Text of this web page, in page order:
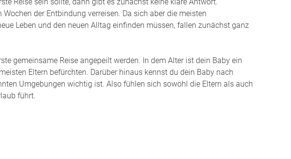
Geburtsvorbereitung
Haltbarkeit
Im Krankheitsfall
Kinderwagen, Wickeltasche, Kindersitz und Co.
Reise sein sollte, dann gibt es zunächst keine klare Antwort.
der Entbindung verreisen. Da sich aber die meisten
Leben und den neuen Alltag einfinden müssen, fallen zunächst ganz
gemeinsame Reise angepeilt werden. In dem Alter ist dein Baby ein
Eltern befürchten. Darüber hinaus kennst du dein Baby nach
Umgebungen wichtig ist. Also fühlen sich sowohl die Eltern als auch
führt.